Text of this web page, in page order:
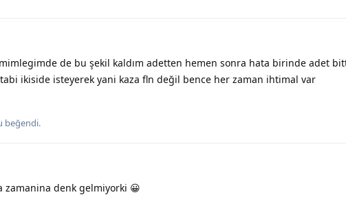
de bu şekil kaldım adetten hemen sonra hata birinde adet
ikiside isteyerek yani kaza fln değil bence her zaman ihtimal var
beğendi.
zamanina denk gelmiyorki 😀